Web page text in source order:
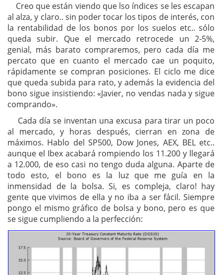
Creo que están viendo que lso índices se les escapan
al alza, y claro.. sin poder tocar los tipos de interés, con
la rentabilidad de los bonos por los suelos etc.. sólo
queda subir. Que el mercado retrocede un 2-5%,
genial, más barato compraremos, pero cada día me
percato que en cuanto el mercado cae un poquito,
rápidamente se compran posiciones. El ciclo me dice
que queda subida para rato, y además la evidencia del
bono sigue insistiendo: «Javier, no vendas nada y sigue
comprando».
Cada día se inventan una excusa para tirar un poco
al mercado, y horas después, cierran en zona de
máximos. Hablo del SP500, Dow Jones, AEX, BEL etc..
aunque el Ibex acabará rompiendo los 11.200 y llegará
a 12.000, de eso casi no tengo duda alguna. Aparte de
todo esto, el bono es la luz que me guía en la
inmensidad de la bolsa. Si, es compleja, claro! hay
gente que vivimos de ella y no iba a ser fácil. Siempre
pongo el mismo gráfico de bolsa y bono, pero es que
se sigue cumpliendo a la perfección: